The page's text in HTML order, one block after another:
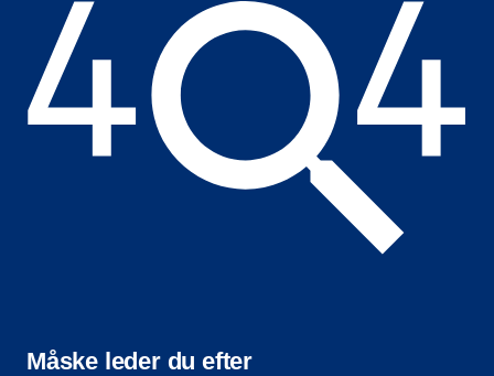
Måske leder du efter